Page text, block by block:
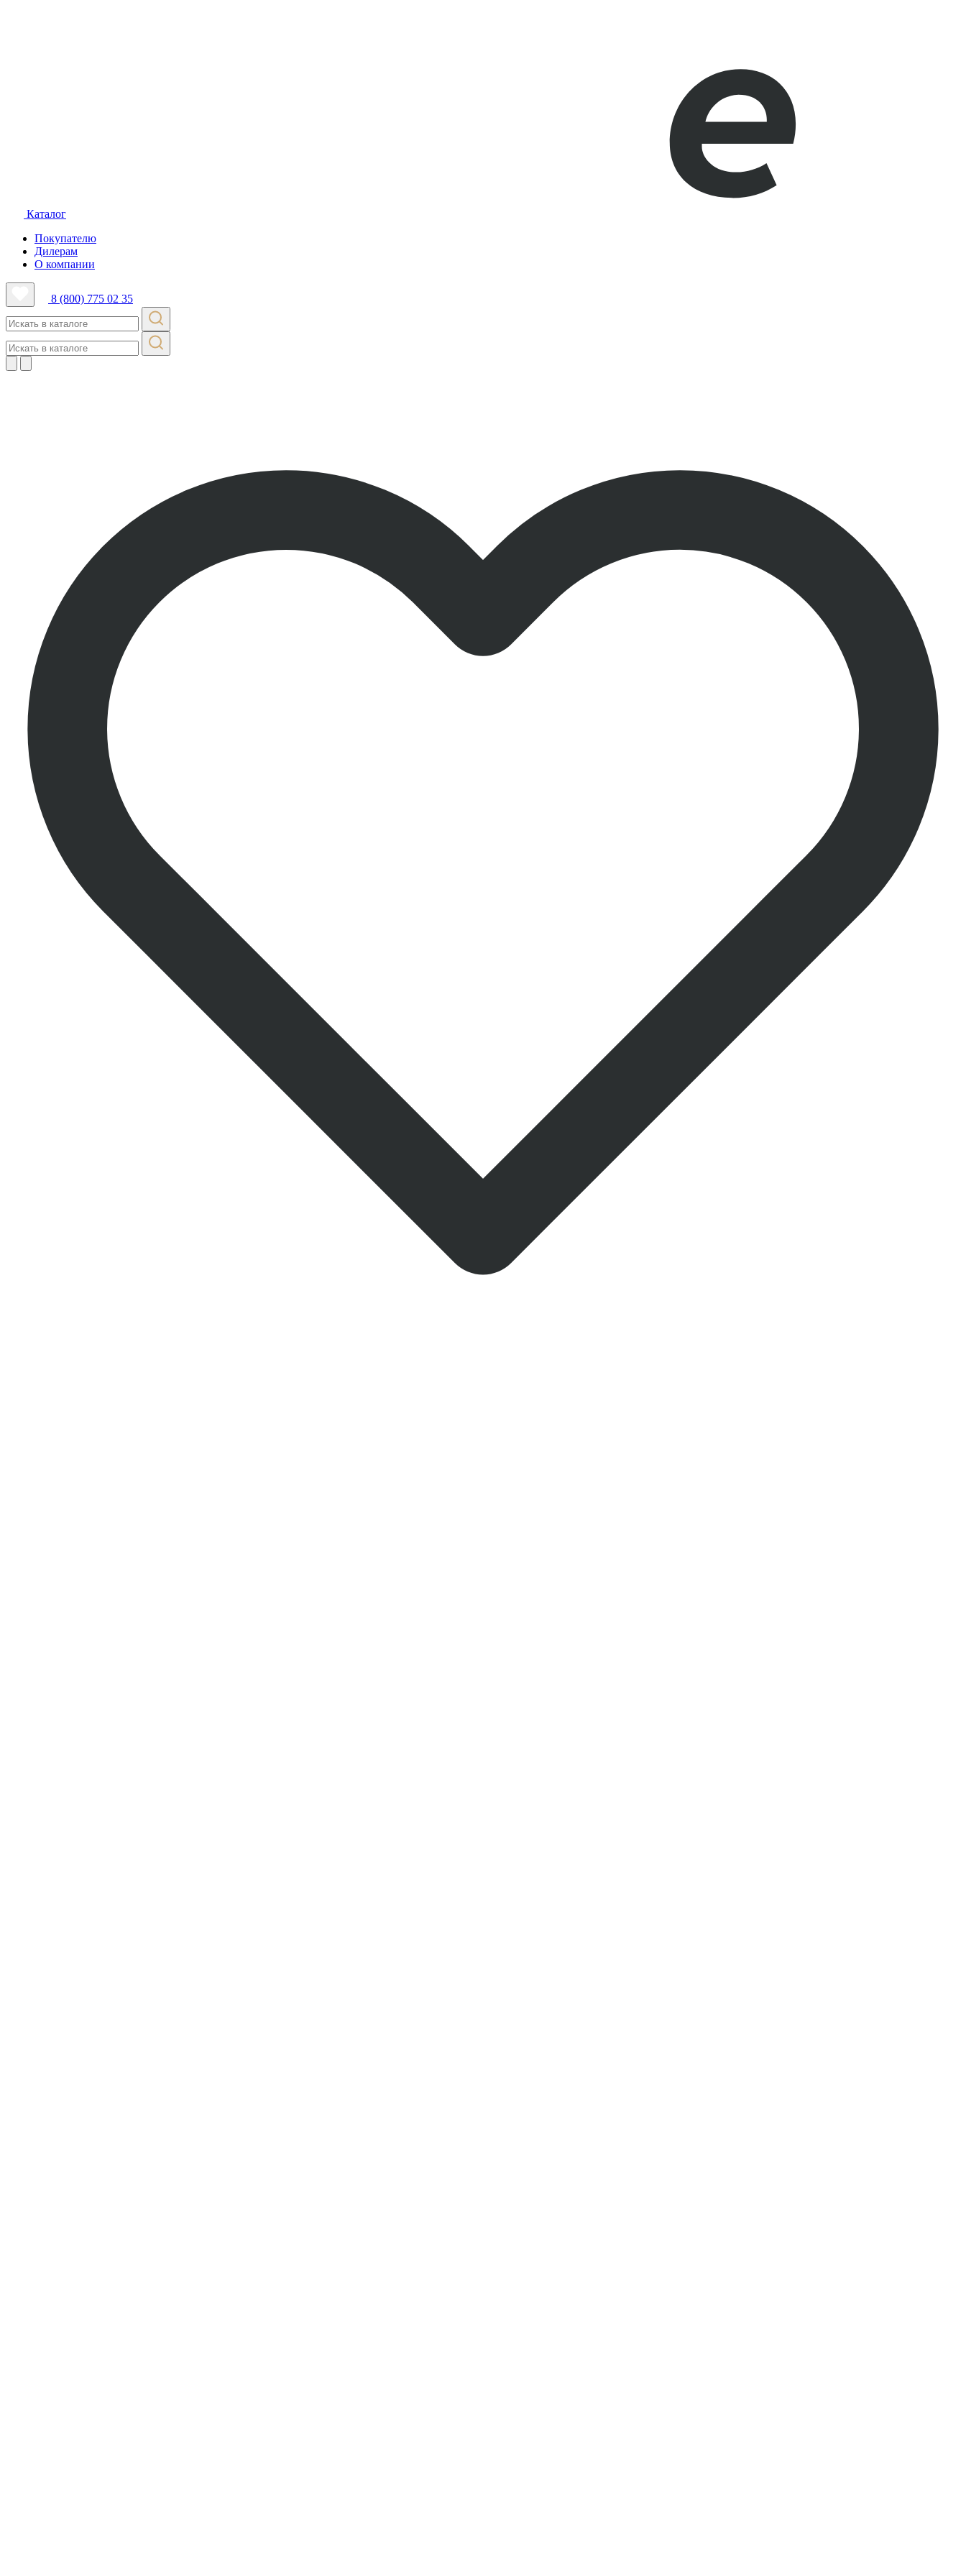
Каталог
Покупателю
Дилерам
О компании
8 (800) 775 02 35